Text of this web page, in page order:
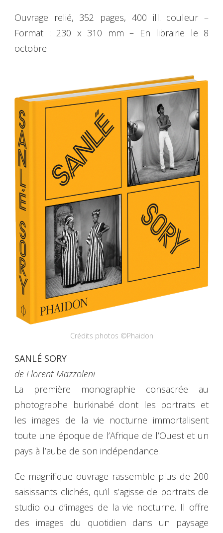
Ouvrage relié, 352 pages, 400 ill. couleur –
Format : 230 x 310 mm – En librairie le 8
octobre
Crédits photos ©Phaidon
SANLÉ SORY
de Florent Mazzoleni
La première monographie consacrée au
photographe burkinabé dont les portraits et
les images de la vie nocturne immortalisent
toute une époque de l’Afrique de l’Ouest et un
pays à l’aube de son indépendance.
Ce magnifique ouvrage rassemble plus de 200
saisissants clichés, qu’il s’agisse de portraits de
studio ou d’images de la vie nocturne. Il offre
des images du quotidien dans un paysage